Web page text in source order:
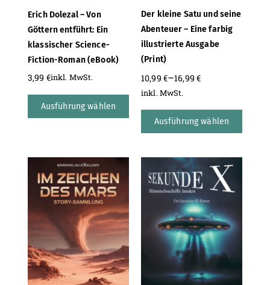
Erich Dolezal – Von
Göttern entführt: Ein
klassischer Science-
Fiction-Roman (eBook)
3,99 €inkl. MwSt.
Ausführung wählen
Der kleine Satu und seine
Abenteuer – Eine farbig
illustrierte Ausgabe
(Print)
10,99 €–16,99 €
inkl. MwSt.
Ausführung wählen